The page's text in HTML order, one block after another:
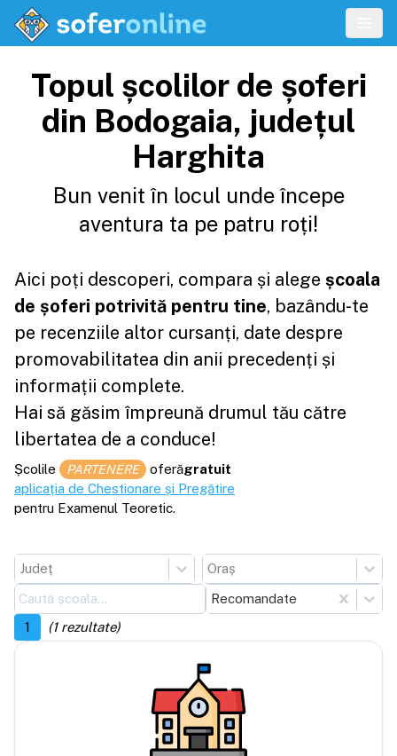
Topul școlilor de șoferi
din Bodogaia, județul
Harghita
Bun venit în locul unde începe
aventura ta pe patru roți!
Aici poți descoperi, compara și alege școala
de șoferi potrivită pentru tine, bazându-te
pe recenziile altor cursanți, date despre
promovabilitatea din anii precedenți și
informații complete.
Hai să găsim împreună drumul tău către
libertatea de a conduce!
Școlile PARTENERE oferăgratuit
aplicația de Chestionare și Pregătire
pentru Examenul Teoretic.
Județ
Oraș
Recomandate
1
(1rezultate)